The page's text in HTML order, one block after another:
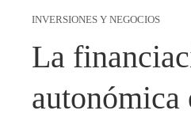
INVERSIONES Y NEGOCIOS
La
autonómica